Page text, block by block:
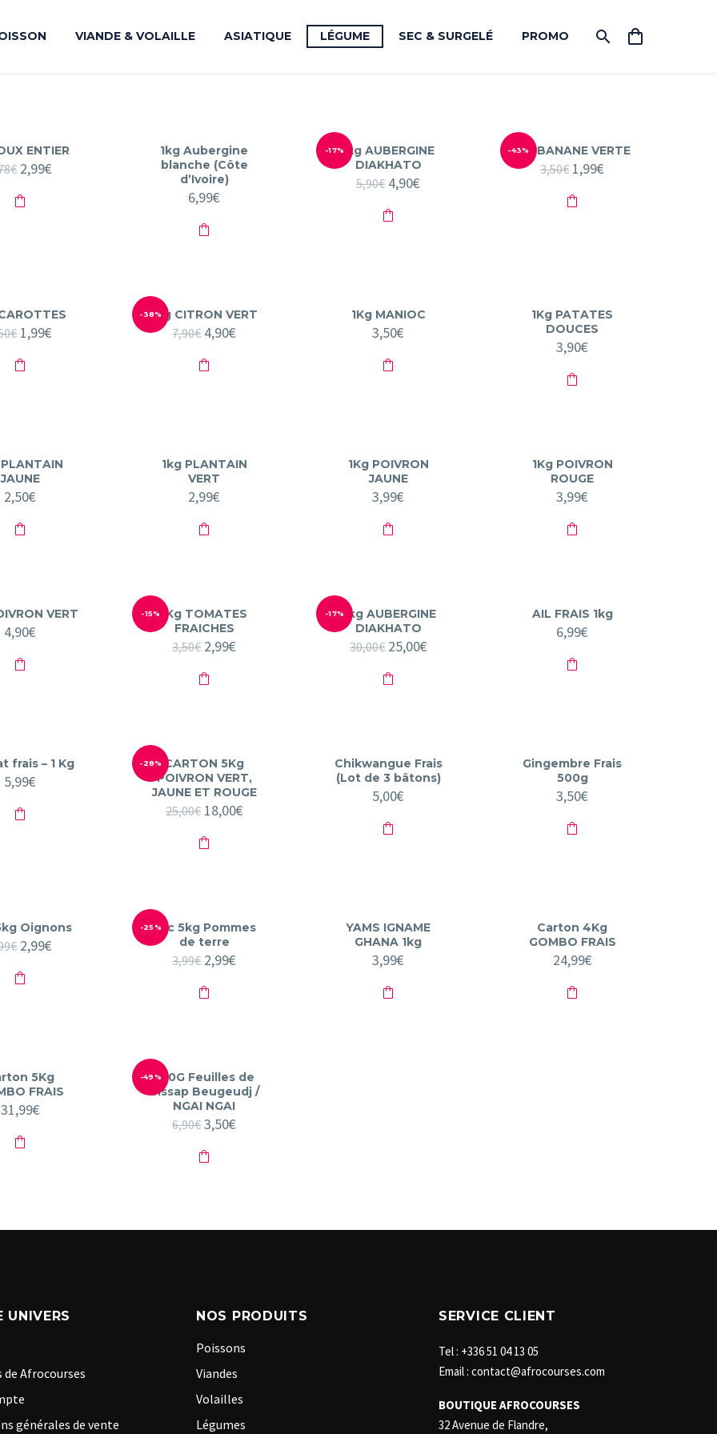
VIANDE & VOLAILLE ASIATIQUE LÉGUME SEC & SURGELÉ PROMO
ENTIER
€ Le
initial
était :
2,99€
1kg Aubergine
blanche (Côte
d’Ivoire)
6,99€
-17%1kg AUBERGINE
DIAKHATO
5,90€ Le
initial
était :
4,90€
-43%
1kg BANANE VERTE
3,50€ Le
initial
était :
1,99€
€ Le
initial
était :
1,99€
-38%1kg CITRON VERT
7,90€ Le
initial
était :
4,90€
1Kg MANIOC
3,50€
1Kg PATATES
DOUCES
3,90€
JAUNE
2,50€
1kg PLANTAIN
VERT
2,99€
1Kg POIVRON
JAUNE
3,99€
1Kg POIVRON
ROUGE
3,99€
VERT
4,90€
-15%
1Kg TOMATES
FRAICHES
3,50€ Le
initial
était :
2,99€
-17%5kg AUBERGINE
DIAKHATO
30,00€ Le
initial
était :
25,00€
AIL FRAIS 1kg
6,99€
frais – 1 Kg
5,99€
-28%
CARTON 5Kg
POIVRON VERT,
JAUNE ET ROUGE
25,00€ Le
initial
était :
18,00€
Chikwangue Frais
(Lot de 3 bâtons)
5,00€
Gingembre Frais
500g
3,50€
Oignons
€ Le
initial
était :
2,99€
-25%Sac 5kg Pommes
de terre
3,99€ Le
initial
était :
2,99€
YAMS IGNAME
GHANA 1kg
3,99€
Carton 4Kg
GOMBO FRAIS
24,99€
5Kg
FRAIS
31,99€
-49%250G Feuilles de
Bissap Beugeudj /
NGAI NGAI
6,90€ Le
initial
était :
3,50€
UNIVERS
de Afrocourses
générales de vente
NOS PRODUITS
Poissons
Viandes
Volailles
Légumes
SERVICE CLIENT
Tel : +336 51 04 13 05
Email : contact@afrocourses.com
BOUTIQUE AFROCOURSES
32 Avenue de Flandre,